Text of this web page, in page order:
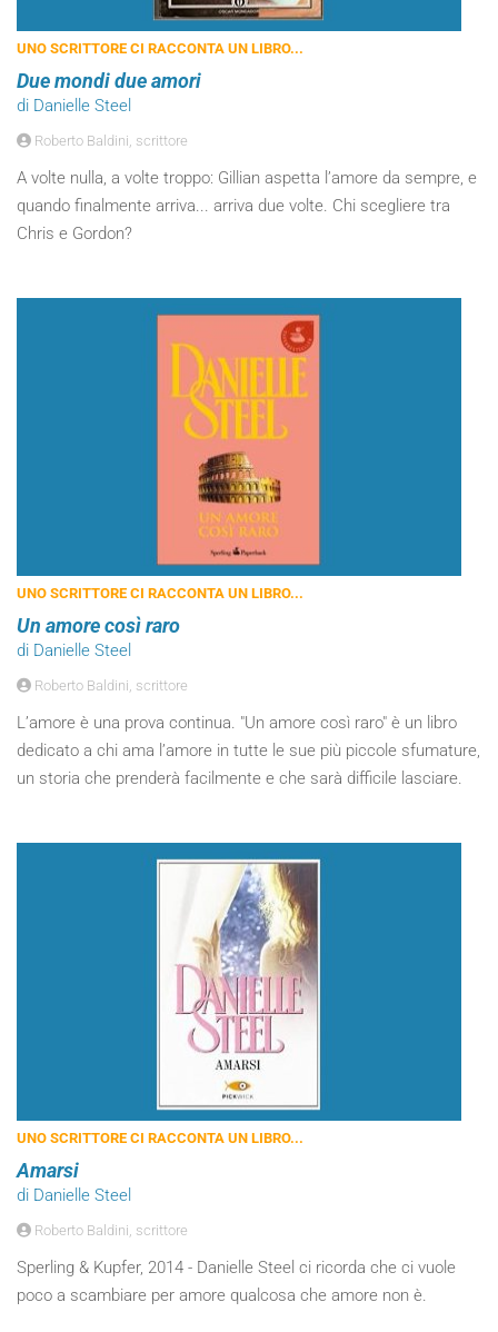
UNO SCRITTORE CI RACCONTA UN LIBRO...
Due mondi due amori
di Danielle Steel
Roberto Baldini, scrittore
A volte nulla, a volte troppo: Gillian aspetta l’amore da sempre, e
quando finalmente arriva... arriva due volte. Chi scegliere tra
Chris e Gordon?
UNO SCRITTORE CI RACCONTA UN LIBRO...
Un amore così raro
di Danielle Steel
Roberto Baldini, scrittore
L’amore è una prova continua. "Un amore così raro" è un libro
dedicato a chi ama l’amore in tutte le sue più piccole sfumature,
un storia che prenderà facilmente e che sarà difficile lasciare.
UNO SCRITTORE CI RACCONTA UN LIBRO...
Amarsi
di Danielle Steel
Roberto Baldini, scrittore
Sperling & Kupfer, 2014 - Danielle Steel ci ricorda che ci vuole
poco a scambiare per amore qualcosa che amore non è.